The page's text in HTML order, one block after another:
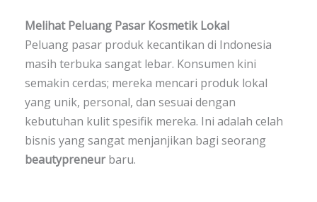
Melihat Peluang Pasar Kosmetik Lokal
Peluang pasar produk kecantikan di Indonesia
masih terbuka sangat lebar. Konsumen kini
semakin cerdas; mereka mencari produk lokal
yang unik, personal, dan sesuai dengan
kebutuhan kulit spesifik mereka. Ini adalah celah
bisnis yang sangat menjanjikan bagi seorang
beautypreneurbaru.